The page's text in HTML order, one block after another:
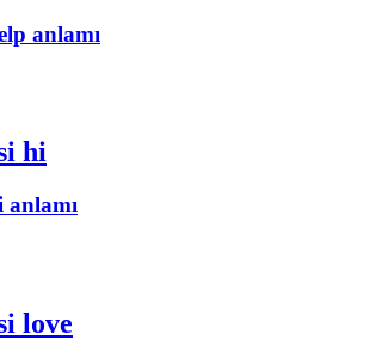
anlamı
hi
love